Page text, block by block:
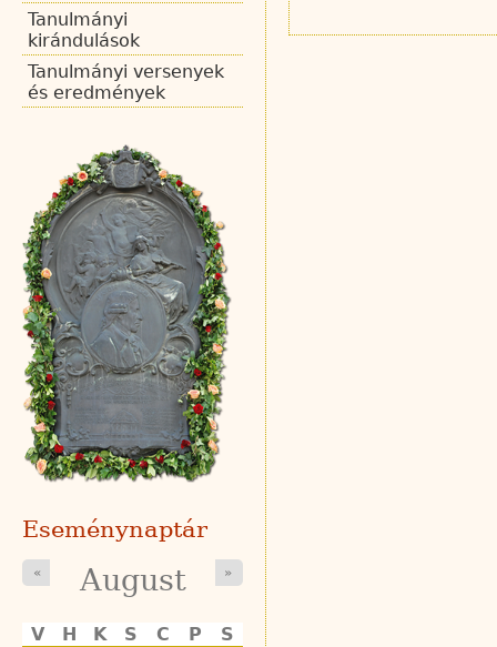
Tanulmányi
kirándulások
Tanulmányi versenyek
és eredmények
Eseménynaptár
« August »
V H K S C P
S